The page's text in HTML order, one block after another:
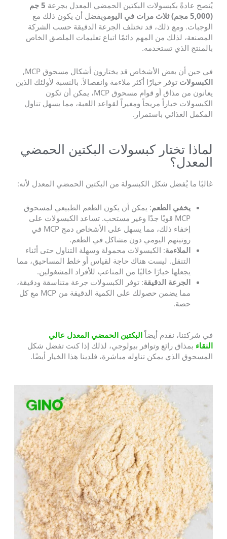
يُنصح عادةً بكبسولات البكتين الحمضي المعدل بجرعة
5 جم
(5,000 مجم) ثلاث مرات في اليوم
ويفضل أن يكون ذلك مع
الوجبات. ومع ذلك، قد تختلف الجرعة الدقيقة حسب الشركة
المصنعة، لذلك من المهم دائمًا اتباع تعليمات الملصق الخاص
بالمنتج الذي تستخدمه.
في حين أن بعض الأشخاص قد يختارون أشكال مسحوق MCP,
الكبسولات توفر خيارًا أكثر ملاءمة وانفصالاً. بالنسبة لأولئك الذين
يعانون من مذاق أو قوام مسحوق MCP، يمكن أن تكون
الكبسولات خياراً مريحاً ومغيراً لقواعد اللعبة، مما يسهل تناول
المكمل الغذائي باستمرار.
لماذا تختار كبسولات البكتين الحمضي
المعدل؟
غالبًا ما يُفضل شكل الكبسولة من البكتين الحمضي المعدل لأنه:
يخفي الطعم: يمكن أن يكون الطعم الطبيعي لمسحوق
MCP قويًا جدًا وغير مستحب. تساعد الكبسولات على
إخفاء ذلك، مما يسهل على الأشخاص دمج MCP في
روتينهم اليومي دون مشاكل في الطعم.
الملاءمة: الكبسولات محمولة وسهلة التناول حتى أثناء
التنقل. ليست هناك حاجة لقياس أو خلط المساحيق، مما
يجعلها خيارًا خاليًا من المتاعب للأفراد المشغولين.
الجرعة الدقيقة: توفر الكبسولات جرعة متناسقة ودقيقة،
مما يضمن حصولك على الكمية الدقيقة من MCP مع كل
حصة.
في شركتنا، نقدم أيضاًالبكتين الحمضي المعدل عالي
النقاء بمذاق رائع وتوافر بيولوجي، لذلك إذا كنت تفضل شكل
المسحوق الذي يمكن تناوله مباشرة، فلدينا هذا الخيار أيضًا.